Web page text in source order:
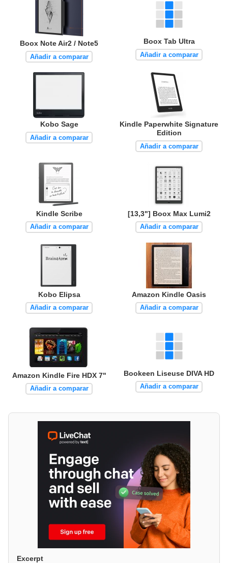
Boox Note Air2 / Note5
Añadir a comparar
Boox Tab Ultra
Añadir a comparar
Kobo Sage
Añadir a comparar
Kindle Paperwhite Signature
Edition
Añadir a comparar
Kindle Scribe
Añadir a comparar
[13,3"] Boox Max Lumi2
Añadir a comparar
Kobo Elipsa
Añadir a comparar
Amazon Kindle Oasis
Añadir a comparar
Amazon Kindle Fire HDX 7"
Añadir a comparar
Bookeen Liseuse DIVA HD
Añadir a comparar
Excerpt